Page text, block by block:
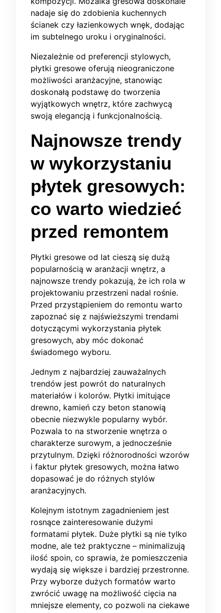
nadaje się do zdobienia kuchennych
ścianek czy łazienkowych wnęk, dodając
im subtelnego uroku i oryginalności.
Niezależnie od preferencji stylowych,
płytki gresowe oferują nieograniczone
możliwości aranżacyjne, stanowiąc
doskonałą podstawę do tworzenia
wyjątkowych wnętrz, które zachwycą
swoją elegancją i funkcjonalnością.
Najnowsze trendy
w wykorzystaniu
płytek gresowych:
co warto wiedzieć
przed remontem
Płytki gresowe od lat cieszą się dużą
popularnością w aranżacji wnętrz, a
najnowsze trendy pokazują, że ich rola w
projektowaniu przestrzeni nadal rośnie.
Przed przystąpieniem do remontu warto
zapoznać się z najświeższymi trendami
dotyczącymi wykorzystania płytek
gresowych, aby móc dokonać
świadomego wyboru.
Jednym z najbardziej zauważalnych
trendów jest powrót do naturalnych
materiałów i kolorów. Płytki imitujące
drewno, kamień czy beton stanowią
obecnie niezwykle popularny wybór.
Pozwala to na stworzenie wnętrza o
charakterze surowym, a jednocześnie
przytulnym. Dzięki różnorodności wzorów
i faktur płytek gresowych, można łatwo
dopasować je do różnych stylów
aranżacyjnych.
Kolejnym istotnym zagadnieniem jest
rosnące zainteresowanie dużymi
formatami płytek. Duże płytki są nie tylko
modne, ale też praktyczne – minimalizują
ilość spoin, co sprawia, że pomieszczenia
wydają się większe i bardziej przestronne.
Przy wyborze dużych formatów warto
zwrócić uwagę na możliwość cięcia na
mniejsze elementy, co pozwoli na ciekawe